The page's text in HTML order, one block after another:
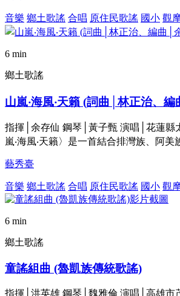
音樂 鄉土歌謠 合唱 原住民歌謠 國小 觀
6 min
鄉土歌謠
山嵐‧海風‧天籟 (詞曲│林正治、
指揮│余存仙 鋼琴│黃子甄 演唱│花蓮縣
嵐‧海風‧天籟〉是一首結合排灣族、阿
藝秀臺
音樂 鄉土歌謠 合唱 原住民歌謠 國小 觀
6 min
鄉土歌謠
童謠組曲 (魯凱族傳統歌謠)
指揮│洪英雄 鋼琴│魏雅倫 演唱│高雄市